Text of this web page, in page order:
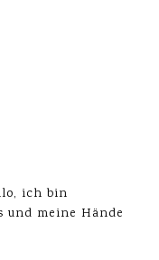
ich bin
und meine Hände